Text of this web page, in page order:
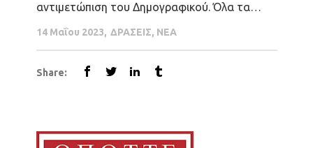
αντιμετώπιση του Δημογραφικού. Όλα τα
προηγούμενα χρόνια οι παρεμβάσεις μας
το Δημογραφικό πρόβλημα της χώρας μας.
14 Μαΐου 2023 ΔΡΑΣΕΙΣ, ΝΕΑ
Share: